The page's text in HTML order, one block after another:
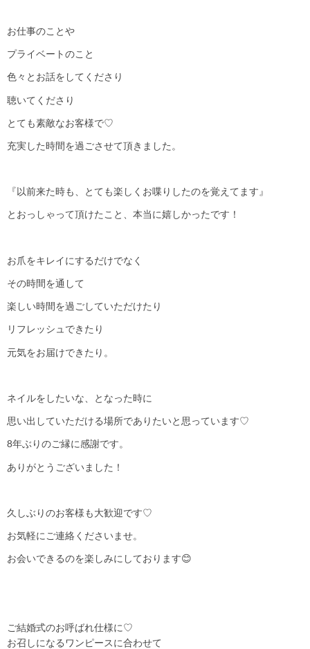
お仕事のことや
プライベートのこと
色々とお話をしてくださり
聴いてくださり
とても素敵なお客様で♡
充実した時間を過ごさせて頂きました。
『以前来た時も、とても楽しくお喋りしたのを覚えてます』
とおっしゃって頂けたこと、本当に嬉しかったです！
お爪をキレイにするだけでなく
その時間を通して
楽しい時間を過ごしていただけたり
リフレッシュできたり
元気をお届けできたり。
ネイルをしたいな、となった時に
思い出していただける場所でありたいと思っています♡
8年ぶりのご縁に感謝です。
ありがとうございました！
久しぶりのお客様も大歓迎です♡
お気軽にご連絡くださいませ。
お会いできるのを楽しみにしております😊
ご結婚式のお呼ばれ仕様に♡
お召しになるワンピースに合わせて